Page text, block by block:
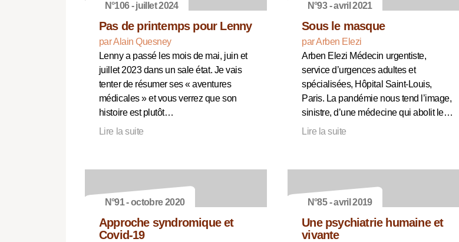
N°106 - juillet 2024
Pas de printemps pour Lenny
par Alain Quesney
Lenny a passé les mois de mai, juin et
juillet 2023 dans un sale état. Je vais
tenter de résumer ses « aventures
médicales » et vous verrez que son
histoire est plutôt…
Lire la suite
N°93 - avril 2021
Sous le masque
par Arben Elezi
Arben Elezi Médecin urgentiste,
service d’urgences adultes et
spécialisées, Hôpital Saint-Louis,
Paris. La pandémie nous tend l’image,
sinistre, d’une médecine qui abolit le…
Lire la suite
N°91 - octobre 2020
Approche syndromique et
Covid-19
N°85 - avril 2019
Une psychiatrie humaine et
vivante